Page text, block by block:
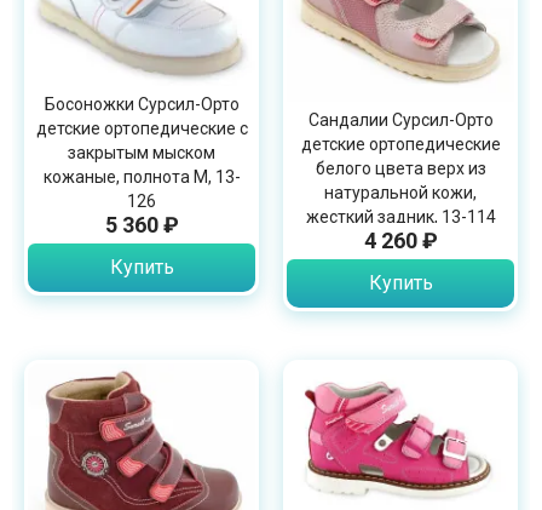
Босоножки Сурсил-Орто
детские ортопедические с
закрытым мыском
кожаные, полнота M, 13-
126
5 360 ₽
Купить
Сандалии Сурсил-Орто
детские ортопедические
белого цвета верх из
натуральной кожи,
жесткий задник, 13-114
4 260 ₽
Купить